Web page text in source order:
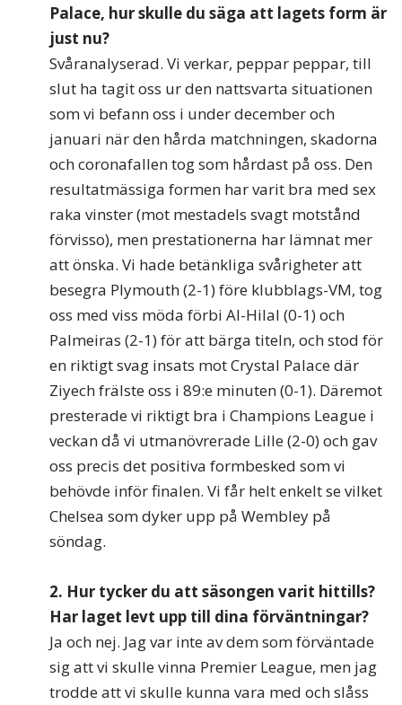
Palace, hur skulle du säga att lagets form är
just nu?
Svåranalyserad. Vi verkar, peppar peppar, till
slut ha tagit oss ur den nattsvarta situationen
som vi befann oss i under december och
januari när den hårda matchningen, skadorna
och coronafallen tog som hårdast på oss. Den
resultatmässiga formen har varit bra med sex
raka vinster (mot mestadels svagt motstånd
förvisso), men prestationerna har lämnat mer
att önska. Vi hade betänkliga svårigheter att
besegra Plymouth (2-1) före klubblags-VM, tog
oss med viss möda förbi Al-Hilal (0-1) och
Palmeiras (2-1) för att bärga titeln, och stod för
en riktigt svag insats mot Crystal Palace där
Ziyech frälste oss i 89:e minuten (0-1). Däremot
presterade vi riktigt bra i Champions League i
veckan då vi utmanövrerade Lille (2-0) och gav
oss precis det positiva formbesked som vi
behövde inför finalen. Vi får helt enkelt se vilket
Chelsea som dyker upp på Wembley på
söndag.
2. Hur tycker du att säsongen varit hittills?
Har laget levt upp till dina förväntningar?
Ja och nej. Jag var inte av dem som förväntade
sig att vi skulle vinna Premier League, men jag
trodde att vi skulle kunna vara med och slåss